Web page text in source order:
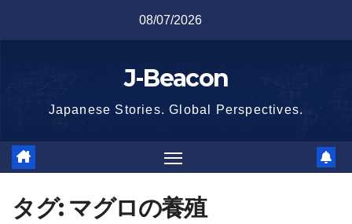
08/07/2026
J-Beacon
Japanese Stories. Global Perspectives.
タグ: マグロの養殖